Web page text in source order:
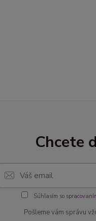
Chcete
Súhlasím so
Pošleme vám správu